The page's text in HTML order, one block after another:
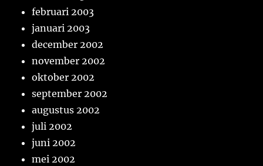
februari 2003
januari 2003
december 2002
november 2002
oktober 2002
september 2002
augustus 2002
juli 2002
juni 2002
mei 2002